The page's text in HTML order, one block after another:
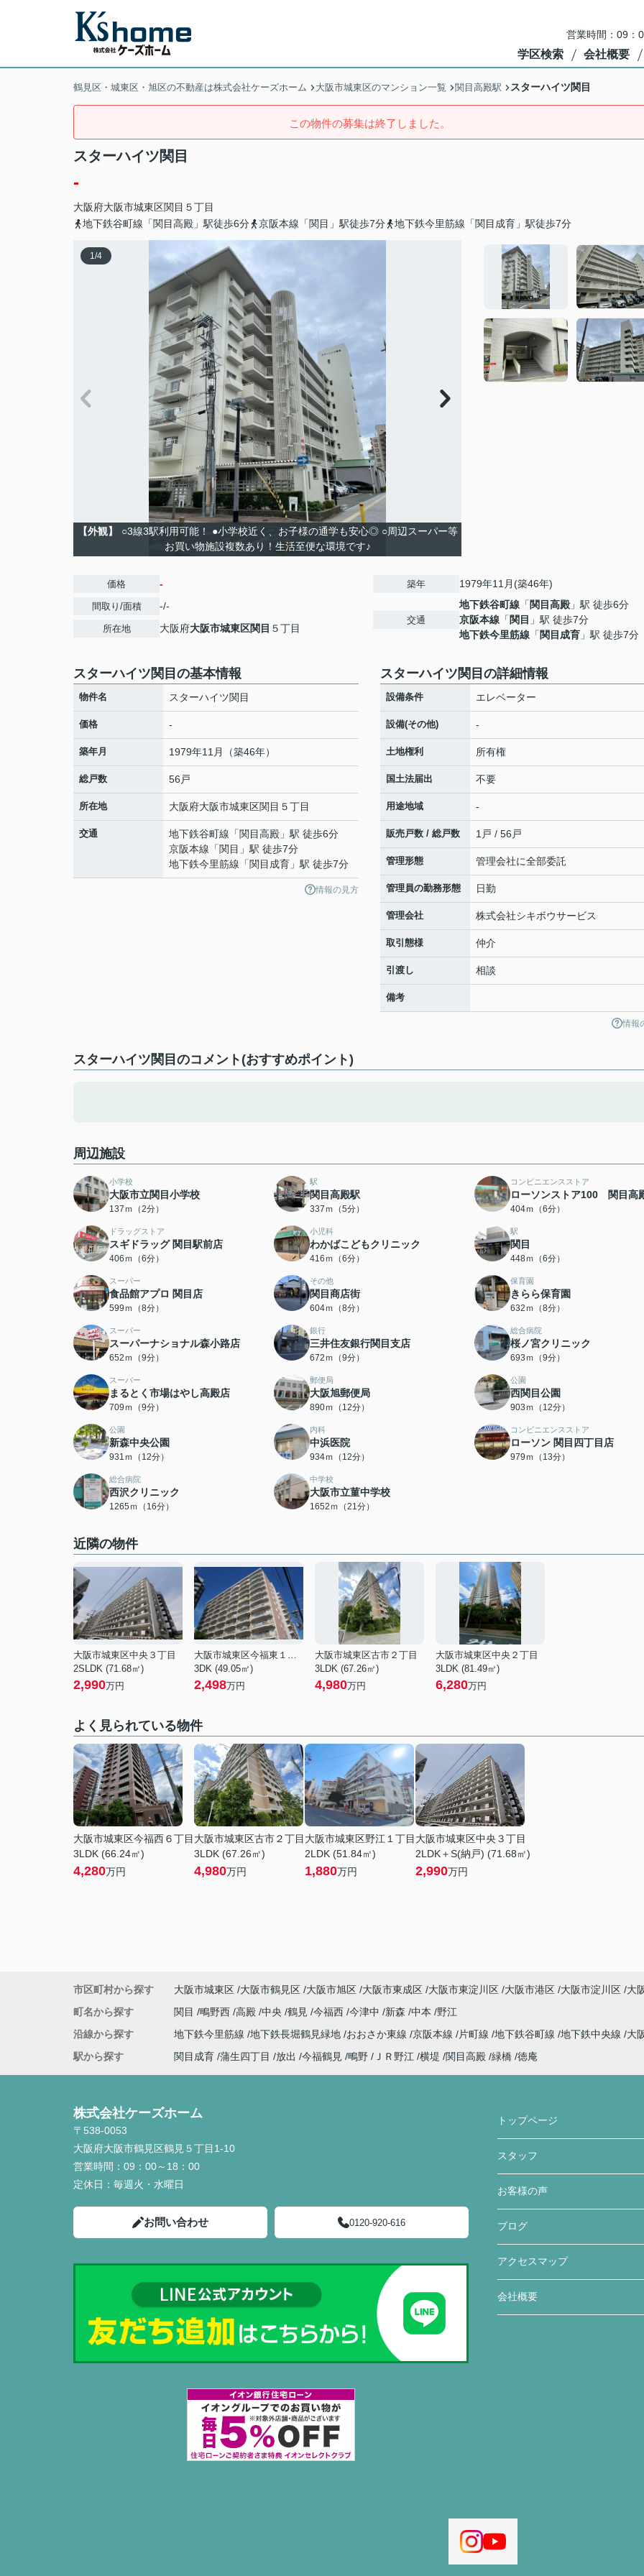
営業時間：09：
学区検索 会社概要
鶴見区・城東区・旭区の不動産は株式会社ケーズホーム 大阪市城東区のマンション一覧 関目高殿駅 スターハイツ関目
この物件の募集は終了しました。
スターハイツ関目
-
大阪府大阪市城東区関目 ５丁目
地下鉄谷町線「関目高殿」駅徒歩6分
京阪本線「関目」駅徒歩7分 地下鉄今里筋線「関目成育」駅徒歩7分
1/4
【外観】
○3線3駅利用可能！ ●小学校近く、お子様の通学も安心◎ ○周辺スーパー等
お買い物施設複数あり！生活至便な環境です♪
価格 -
間取り/面積 -/-
所在地 大阪府大阪市城東区関目 ５丁目
築年 1979年11月(築46年)
交通
地下鉄谷町線 「 関目高殿 」駅 徒歩6分
京阪本線 「 関目 」駅 徒歩7分
地下鉄今里筋線 「 関目成育 」駅 徒歩7分
スターハイツ関目の基本情報
物件名 スターハイツ関目
価格 -
築年月 1979年11月（築46年）
総戸数 56戸
所在地 大阪府大阪市城東区関目 ５丁目
交通 地下鉄谷町線 「関目高殿 」駅 徒歩6分
京阪本線 「関目 」駅 徒歩7分
地下鉄今里筋線 「関目成育 」駅 徒歩7分
情報の見方
スターハイツ関目の詳細情報
設備条件 エレベーター
設備(その他) -
土地権利 所有権
国土法届出 不要
用途地域 -
販売戸数 / 総戸数 1戸 / 56戸
管理形態 管理会社に全部委託
管理員の勤務形態 日勤
管理会社 株式会社シキボウサービス
取引態様 仲介
引渡し 相談
備考
情報
スターハイツ関目のコメント(おすすめポイント)
周辺施設
小学校
大阪市立関目小学校
137ｍ（2分）
駅
関目高殿駅
337ｍ（5分）
コンビニエンスストア
ローソンストア100 関目高
404ｍ（6分）
ドラッグストア
スギドラッグ 関目駅前店
406ｍ（6分）
小児科
わかばこどもクリニック
416ｍ（6分）
駅
関目
448ｍ（6分）
スーパー
食品館アプロ 関目店
599ｍ（8分）
その他
関目商店街
604ｍ（8分）
保育園
きらら保育園
632ｍ（8分）
スーパー
スーパーナショナル森小路店
652ｍ（9分）
銀行
三井住友銀行関目支店
672ｍ（9分）
総合病院
桜ノ宮クリニック
693ｍ（9分）
スーパー
まるとく市場はやし高殿店
709ｍ（9分）
郵便局
大阪旭郵便局
890ｍ（12分）
公園
西関目公園
903ｍ（12分）
公園
新森中央公園
931ｍ（12分）
内科
中浜医院
934ｍ（12分）
コンビニエンスストア
ローソン 関目四丁目店
979ｍ（13分）
総合病院
西沢クリニック
1265ｍ（16分）
中学校
大阪市立菫中学校
1652ｍ（21分）
近隣の物件
大阪市城東区中央３丁目
2SLDK (71.68㎡)
2,990万円
大阪市城東区今福東１丁目
3DK (49.05㎡)
2,498万円
大阪市城東区古市２丁目
3LDK (67.26㎡)
4,980万円
大阪市城東区中央２丁目
3LDK (81.49㎡)
6,280万円
よく見られている物件
大阪市城東区今福西６丁目
3LDK (66.24㎡)
4,280万円
大阪市城東区古市２丁目
3LDK (67.26㎡)
4,980万円
大阪市城東区野江１丁目
2LDK (51.84㎡)
1,880万円
大阪市城東区中央３丁目
2LDK＋S(納戸) (71.68㎡)
2,990万円
市区町村から探す 大阪市城東区 大阪市鶴見区 大阪市旭区 大阪市東成区 大阪市東淀川区 大阪市港区 大阪市淀川区 大
町名から探す
関目 鴫野西 高殿 中央 鶴見 今福西 今津中 新森 中本
野江
沿線から探す
地下鉄今里筋線 地下鉄長堀鶴見緑地 おおさか東線 京阪本線 片町線 地下鉄谷町線 地下鉄中央線 大
駅から探す
関目成育 蒲生四丁目 放出 今福鶴見 鴫野 ＪＲ野江 横堤 関目高殿 緑橋 徳庵
株式会社ケーズホーム
〒538-0053
大阪府大阪市鶴見区鶴見５丁目1-10
営業時間： 09：00～18：00
定休日： 毎週火・水曜日
お問い合わせ 0120-920-616
トップページ
スタッフ
お客様の声
ブログ
アクセスマップ
会社概要